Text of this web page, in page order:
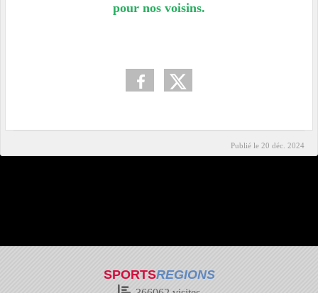
pour nos voisins.
Publié le 20 déc. 2024
SPORTSREGIONS